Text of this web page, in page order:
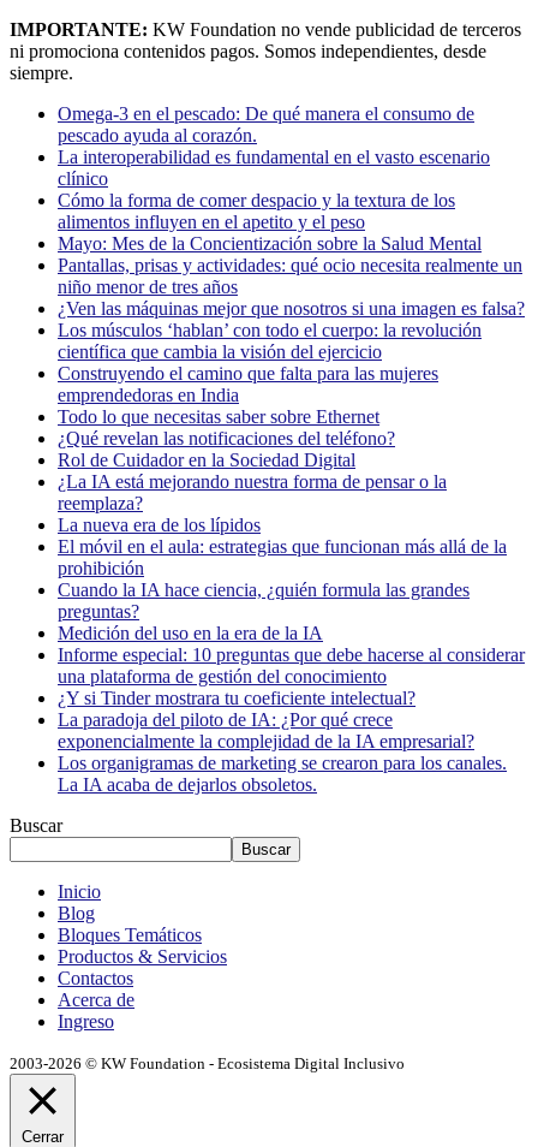
IMPORTANTE: KW Foundation no vende publicidad de terceros
ni promociona contenidos pagos. Somos independientes, desde
siempre.
Omega-3 en el pescado: De qué manera el consumo de
pescado ayuda al corazón.
La interoperabilidad es fundamental en el vasto escenario
clínico
Cómo la forma de comer despacio y la textura de los
alimentos influyen en el apetito y el peso
Mayo: Mes de la Concientización sobre la Salud Mental
Pantallas, prisas y actividades: qué ocio necesita realmente un
niño menor de tres años
¿Ven las máquinas mejor que nosotros si una imagen es falsa?
Los músculos ‘hablan’ con todo el cuerpo: la revolución
científica que cambia la visión del ejercicio
Construyendo el camino que falta para las mujeres
emprendedoras en India
Todo lo que necesitas saber sobre Ethernet
¿Qué revelan las notificaciones del teléfono?
Rol de Cuidador en la Sociedad Digital
¿La IA está mejorando nuestra forma de pensar o la
reemplaza?
La nueva era de los lípidos
El móvil en el aula: estrategias que funcionan más allá de la
prohibición
Cuando la IA hace ciencia, ¿quién formula las grandes
preguntas?
Medición del uso en la era de la IA
Informe especial: 10 preguntas que debe hacerse al considerar
una plataforma de gestión del conocimiento
¿Y si Tinder mostrara tu coeficiente intelectual?
La paradoja del piloto de IA: ¿Por qué crece
exponencialmente la complejidad de la IA empresarial?
Los organigramas de marketing se crearon para los canales.
La IA acaba de dejarlos obsoletos.
Buscar
Buscar
Inicio
Blog
Bloques Temáticos
Productos & Servicios
Contactos
Acerca de
Ingreso
2003-2026 © KW Foundation - Ecosistema Digital Inclusivo
Cerrar